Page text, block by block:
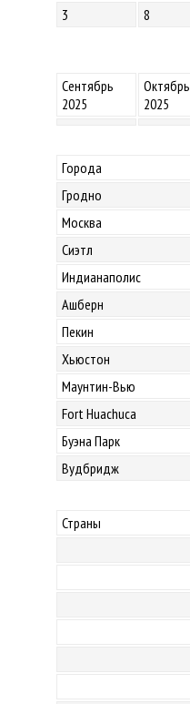
3
8
Сентябрь
2025
Октябрь
2025
Города
Гродно
Москва
Сиэтл
Индианаполис
Ашберн
Пекин
Хьюстон
Маунтин-Вью
Fort Huachuca
Буэна Парк
Вудбридж
Страны